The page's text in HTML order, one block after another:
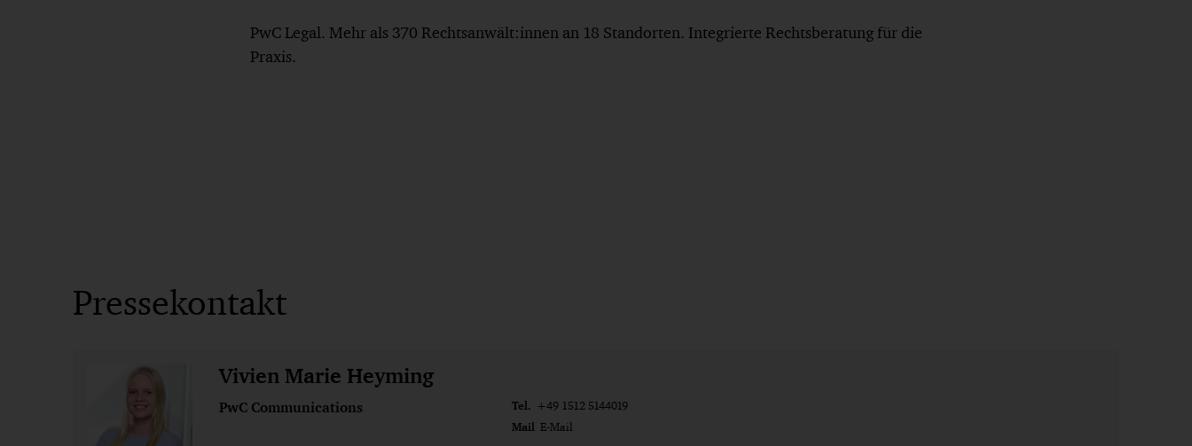
PwC Legal. Mehr als 370 Rechtsanwält:innen an 18 Standorten. Integrierte Rechtsberatung für die
Praxis.
Pressekontakt
Vivien Marie Heyming
PwC Communications Tel. +49 1512 5144019
Mail E-Mail